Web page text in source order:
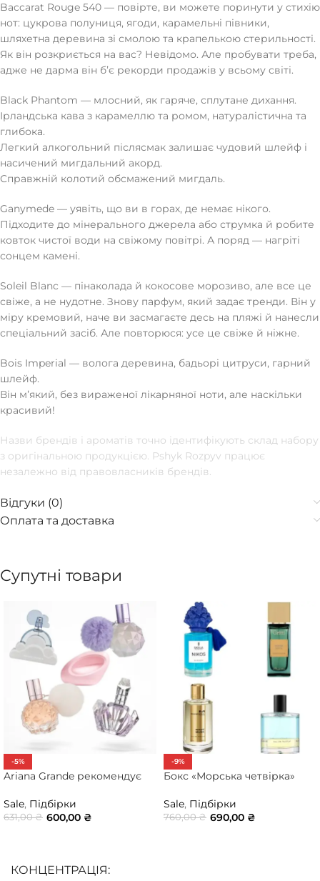
Baccarat Rouge 540 — повірте, ви можете поринути у стихію
нот: цукрова полуниця, ягоди, карамельні півники,
шляхетна деревина зі смолою та крапелькою стерильності.
Як він розкриється на вас? Невідомо. Але пробувати треба,
адже не дарма він бʼє рекорди продажів у всьому світі.
Black Phantom — млосний, як гаряче, сплутане дихання.
Ірландська кава з карамеллю та ромом, натуралістична та
глибока.
Легкий алкогольний післясмак залишає чудовий шлейф і
насичений мигдальний акорд.
Справжній колотий обсмажений мигдаль.
Ganymede — уявіть, що ви в горах, де немає нікого.
Підходите до мінерального джерела або струмка й робите
ковток чистої води на свіжому повітрі. А поряд — нагріті
сонцем камені.
Soleil Blanc — пінаколада й кокосове морозиво, але все це
свіже, а не нудотне. Знову парфум, який задає тренди. Він у
міру кремовий, наче ви засмагаєте десь на пляжі й нанесли
спеціальний засіб. Але повторюся: усе це свіже й ніжне.
Bois Imperial — волога деревина, бадьорі цитруси, гарний
шлейф.
Він мʼякий, без вираженої лікарняної ноти, але наскільки
красивий!
Назви брендів і ароматів точно ідентифікують склад набору
з оригінальною продукцією. Pshyk Rozpyv працює
незалежно від правовласників брендів.
Відгуки (0)
Оплата та доставка
Супутні товари
-5%
Ariana Grande рекомендує
Sale, Підбірки
631,00₴ 600,00 ₴
КОНЦЕНТРАЦІЯ
-9%
Бокс «Морська четвірка»
Sale, Підбірки
760,00₴ 690,00 ₴